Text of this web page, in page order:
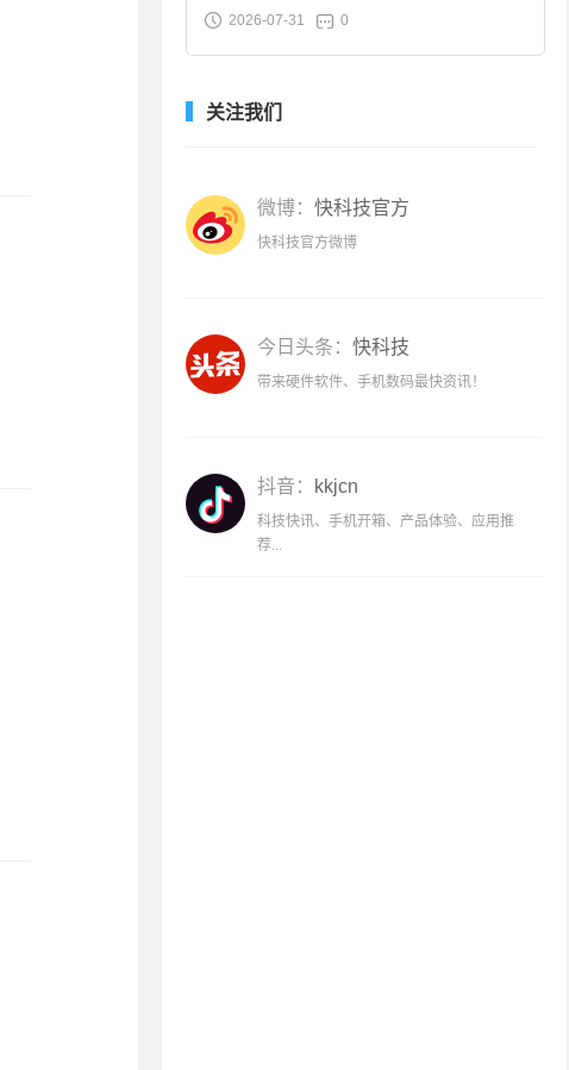
皂2斤大促
2026-07-31 0
关注我们
微博： 快科技官方
快科技官方微博
今日头条： 快科技
带来硬件软件、手机数码最快资讯！
抖音： kkjcn
科技快讯、手机开箱、产品体验、应用推
荐...